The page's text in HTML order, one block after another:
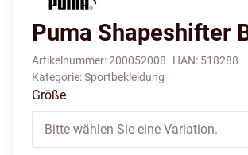
Puma Shapeshifter
Artikelnummer:200052008 HAN: 518288
Kategorie:Sportbekleidung
Größe
Bitte wählen Sie eine Variation.